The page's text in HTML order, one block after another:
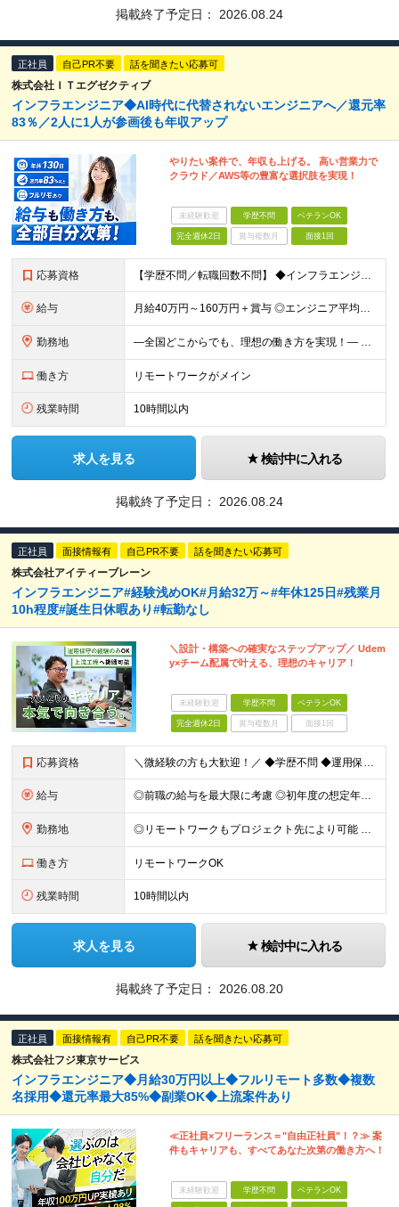
掲載終了予定日： 2026.08.24
正社員 自己PR不要 話を聞きたい応募可
株式会社ＩＴエグゼクティブ
インフラエンジニア◆AI時代に代替されないエンジニアへ／還元率
83％／2人に1人が参画後も年収アップ
やりたい案件で、年収も上げる。 高い営業力で
クラウド／AWS等の豊富な選択肢を実現！
未経験歓迎 学歴不問 ベテランOK
完全週休2日 賞与複数月 面接1回
応募資格 【学歴不問／転職回数不問】 ◆インフラエンジニアの経験1年以上 領域、業界、工程は問いません！ ◆こんな方にぴったり ◎これまでの経験・スキルを活かしたい方 ◎本当の実力を正当に評価してほしい方
給与 月給40万円～160万円＋賞与 ◎エンジニア平均年収820万円 ◎入社した全員が年収UPしています！（前職年収180万円UP） ◎単価連動型：還元率83％～最大100%だから高収入が実現 ◎待機時給
勤務地 ―全国どこからでも、理想の働き方を実現！― 〇柔軟な勤務スタイルを実現 フレックス制度にも対応、社内業務/帰社日ゼロ。 9割以上のメンバーが「フルリモート」または「リモート併用」の働き方で活躍中。 ス
働き方 リモートワークがメイン
残業時間 10時間以内
求人を見る 検討中に入れる
掲載終了予定日： 2026.08.24
正社員 面接情報有 自己PR不要 話を聞きたい応募可
株式会社アイティーブレーン
インフラエンジニア#経験浅めOK#月給32万～#年休125日#残業月
10h程度#誕生日休暇あり#転勤なし
＼設計・構築への確実なステップアップ／ Udem
y×チーム配属で叶える、理想のキャリア！
未経験歓迎 学歴不問 ベテランOK
完全週休2日 賞与複数月 面接1回
応募資格 ＼微経験の方も大歓迎！／ ◆学歴不問 ◆運用保守経験のある方（実務経験2〜3年程度／ネットワーク・サーバ等領域は不問です） ≪こんな方にピッタリ≫ ●今の環境では構築に挑戦できない方 ●サポート充実
給与 ◎前職の給与を最大限に考慮 ◎初年度の想定年収：400万円～！500万円スタートも可 ■月給32万～40万円＋賞与＋交通費全額支給 ※経験・スキルを考慮の上、決定します ※試用期間6ヶ月間あり（期
勤務地 ◎リモートワークもプロジェクト先により可能 ◎転居を伴う転勤なし 本社もしくはプロジェクト先にて勤務となります。 ※プロジェクト先は9割が東京23区内 ※その他東京市内や神奈川エリアで勤務いただく
働き方 リモートワークOK
残業時間 10時間以内
求人を見る 検討中に入れる
掲載終了予定日： 2026.08.20
正社員 面接情報有 自己PR不要 話を聞きたい応募可
株式会社フジ東京サービス
インフラエンジニア◆月給30万円以上◆フルリモート多数◆複数
名採用◆還元率最大85%◆副業OK◆上流案件あり
≪正社員×フリーランス＝"自由正社員"！？≫ 案
件もキャリアも、すべてあなた次第の働き方へ！
未経験歓迎 学歴不問 ベテランOK